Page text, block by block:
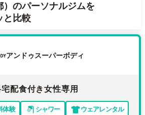
のパーソナルジムを
と比較
アンドゥスーパーボディ
配食付き女性専用
体験 シャワー
ウェアレンタル